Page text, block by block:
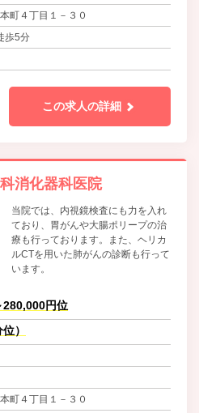
町４丁目１－３０
歩5分
この求人の詳細
消化器科医院
当院では、内視鏡検査にも力を入れ
ており、胃がんや大腸ポリープの治
療も行っております。また、ヘリカ
ルCTを用いた肺がんの診断も行って
います。
280,000円位
）
町４丁目１－３０